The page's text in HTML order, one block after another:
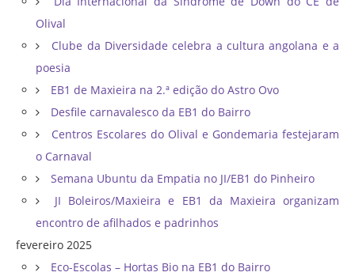
Olival
Clube da Diversidade celebra a cultura angolana e a
poesia
EB1 de Maxieira na 2.ª edição do Astro Ovo
Desfile carnavalesco da EB1 do Bairro
Centros Escolares do Olival e Gondemaria festejaram
o Carnaval
Semana Ubuntu da Empatia no JI/EB1 do Pinheiro
JI Boleiros/Maxieira e EB1 da Maxieira organizam
encontro de afilhados e padrinhos
fevereiro 2025
Eco-Escolas – Hortas Bio na EB1 do Bairro